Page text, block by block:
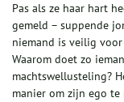
Pas als ze haar hart
gemeld – suppende
niemand is veilig
Waarom doet zo
machtswellusteling?
manier om zijn ego te